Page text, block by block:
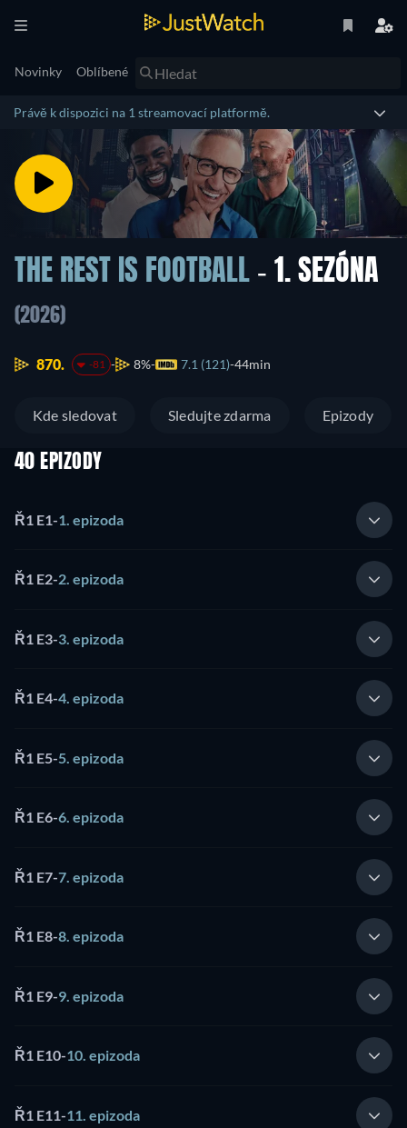
Novinky Oblíbené
Právě k dispozici na 1 streamovací platformě.
THE REST IS FOOTBALL - 1. SEZÓNA
(2026)
870. -81 8% 7.1 (121) 44min
Kde sledovat Sledujte zdarma Epizody
40 EPIZODY
Ř1 E1-1. epizoda
Ř1 E2-2. epizoda
Ř1 E3-3. epizoda
Ř1 E4-4. epizoda
Ř1 E5-5. epizoda
Ř1 E6-6. epizoda
Ř1 E7-7. epizoda
Ř1 E8-8. epizoda
Ř1 E9-9. epizoda
Ř1 E10-10. epizoda
Ř1 E11-11. epizoda